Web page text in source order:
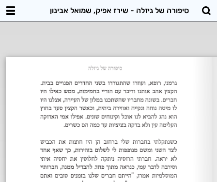
סיפורה של גיזלה - שירז אפיק, שמואל אבינון